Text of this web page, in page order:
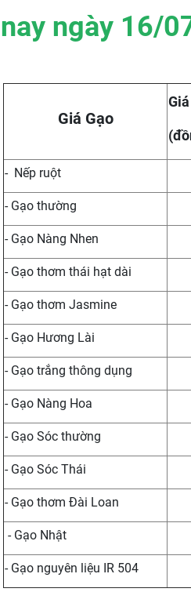
ngày 16/
Giá Gạo
- Nếp ruột
- Gạo thường
- Gạo Nàng Nhen
- Gạo thơm thái hạt dài
- Gạo thơm Jasmine
- Gạo Hương Lài
- Gạo trắng thông dụng
- Gạo Nàng Hoa
- Gạo Sóc thường
- Gạo Sóc Thái
- Gạo thơm Đài Loan
- Gạo Nhật
- Gạo nguyên liệu IR 504